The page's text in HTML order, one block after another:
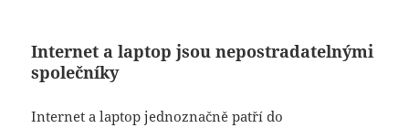
Internet a laptop jsou nepostradatelnými
společníky
Internet a laptop jednoznačně patří do